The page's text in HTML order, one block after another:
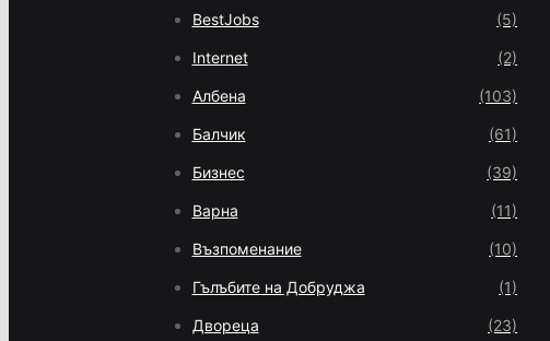
BestJobs (5)
Internet (2)
Албена (103)
Балчик (61)
Бизнес (39)
Варна (11)
Възпоменание (10)
Гълъбите на Добруджа (1)
Двореца (23)